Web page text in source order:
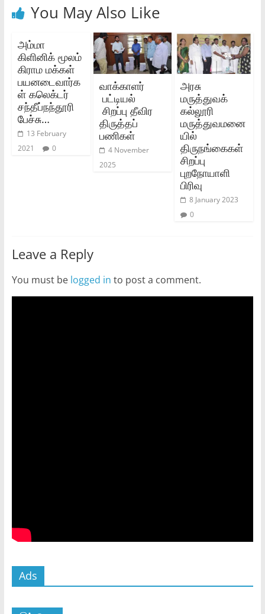
You May Also Like
அம்மா
கிளினிக் மூலம்
கிராம மக்கள்
பயனடைவார்க
ள் கலெக்டர்
சந்தீப்நந்தூரி
பேச்சு…
13 February
2021
0
வாக்காளர்
பட்டியல்
சிறப்பு தீவிர
திருத்தப்
பணிகள்
4 November
2025
அரசு
மருத்துவக்
கல்லூரி
மருத்துவமனை
யில்
திருநங்கைகள்
சிறப்பு
புறநோயாளி
பிரிவு
8 January 2023
0
Leave a Reply
You must be logged in to post a comment.
Ads